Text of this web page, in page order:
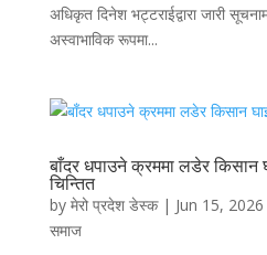
अधिकृत दिनेश भट्टराईद्वारा जारी
अस्वाभाविक रूपमा...
बाँदर धपाउने क्रममा लडेर किसान
चिन्तित
by मेरो प्रदेश डेस्क| Jun 15, 2026
समाज